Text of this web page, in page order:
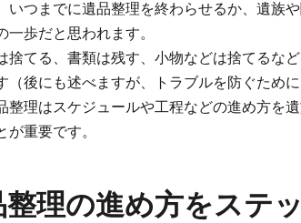
いつまでに遺品整理を終わらせるか、遺族
一歩だと思われます。
捨てる、書類は残す、小物などは捨てるな
（後にも述べますが、トラブルを防ぐため
整理はスケジュールや工程などの進め方を
が重要です。
整理の進め方をステ